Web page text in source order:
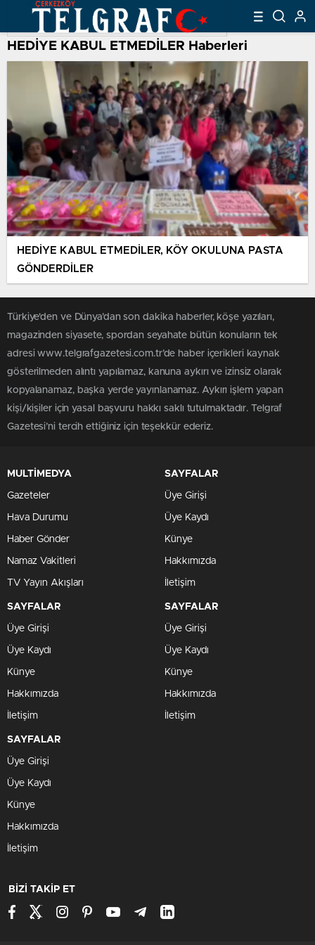
HEDİYE KABUL ETMEDİLER Haberleri
HEDİYE KABUL ETMEDİLER, KÖY OKULUNA PASTA
GÖNDERDİLER
Türkiye'den ve Dünya’dan son dakika haberler, köşe yazıları,
magazinden siyasete, spordan seyahate bütün konuların tek
adresi www.telgrafgazetesi.com.tr’de haber içerikleri kaynak
gösterilmeden alıntı yapılamaz, kanuna aykırı ve izinsiz olarak
kopyalanamaz, başka yerde yayınlanamaz. Aykırı işlem yapan
kişi/kişiler için yasal başvuru hakkı saklı tutulmaktadır. Telgraf
Gazetesi’ni tercih ettiğiniz için teşekkür ederiz.
MULTİMEDYA
Gazeteler
Hava Durumu
Haber Gönder
Namaz Vakitleri
TV Yayın Akışları
SAYFALAR
Üye Girişi
Üye Kaydı
Künye
Hakkımızda
İletişim
SAYFALAR
Üye Girişi
Üye Kaydı
Künye
Hakkımızda
İletişim
SAYFALAR
Üye Girişi
Üye Kaydı
Künye
Hakkımızda
İletişim
SAYFALAR
Üye Girişi
Üye Kaydı
Künye
Hakkımızda
İletişim
BİZİ TAKİP ET